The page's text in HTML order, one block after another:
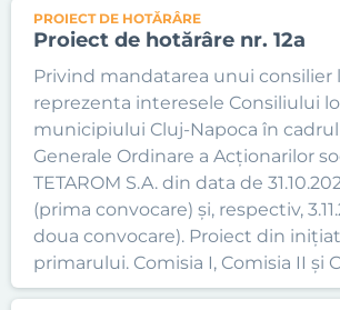
PROIECT DE HOTĂRÂRE
Proiect de hotărâre nr. 12a
Privind mandatarea unui consilier
reprezenta interesele Consiliului
municipiului Cluj-Napoca în
Generale Ordinare a Acționarilor
TETAROM S.A. din data de
(prima convocare) și, respectiv,
doua convocare). Proiect din
primarului. Comisia I, Comisia II și